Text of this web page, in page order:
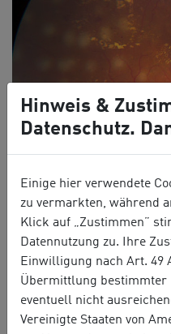
diabetische Retinopathie kurz
Hinweis &
Datenschutz.
Einige hier verwendete
zu vermarkten, während
Klick auf „Zustimmen”
Datennutzung zu. Ihre
Einwilligung nach Art. 49
Übermittlung
eventuell nicht
Vereinigte Staaten von